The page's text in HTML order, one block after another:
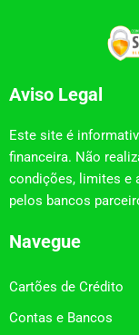
Aviso Legal
Este site é
financeira. Não
condições, limites e
pelos bancos
Navegue
Cartões de Crédito
Contas e Bancos